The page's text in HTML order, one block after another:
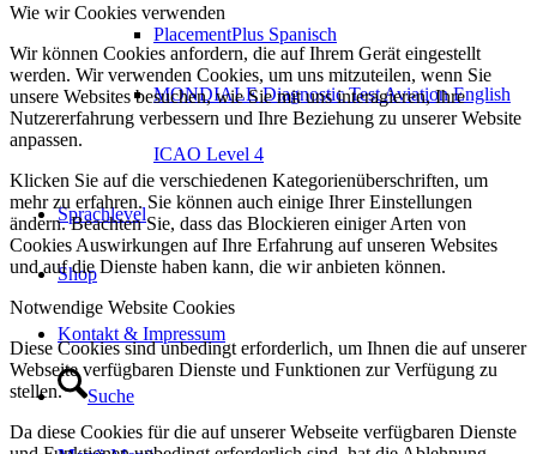
PlacementPlus Spanisch
MONDIALE Diagnostic Test Aviation English
ICAO Level 4
Sprachlevel
Shop
Kontakt & Impressum
Suche
Wie wir Cookies verwenden
Wir können Cookies anfordern, die auf Ihrem Gerät eingestellt
werden. Wir verwenden Cookies, um uns mitzuteilen, wenn Sie
unsere Websites besuchen, wie Sie mit uns interagieren, Ihre
Nutzererfahrung verbessern und Ihre Beziehung zu unserer Website
anpassen.
Klicken Sie auf die verschiedenen Kategorienüberschriften, um
mehr zu erfahren. Sie können auch einige Ihrer Einstellungen
ändern. Beachten Sie, dass das Blockieren einiger Arten von
Cookies Auswirkungen auf Ihre Erfahrung auf unseren Websites
und auf die Dienste haben kann, die wir anbieten können.
Notwendige Website Cookies
Diese Cookies sind unbedingt erforderlich, um Ihnen die auf unserer
Webseite verfügbaren Dienste und Funktionen zur Verfügung zu
stellen.
Da diese Cookies für die auf unserer Webseite verfügbaren Dienste